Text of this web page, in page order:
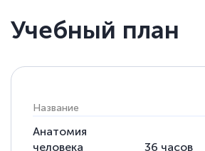
Учебный план
Название
Анатомия
человека
36 часов